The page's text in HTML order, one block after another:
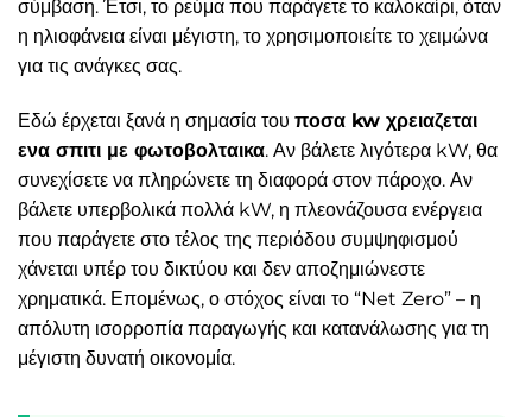
σύμβαση. Έτσι, το ρεύμα που παράγετε το καλοκαίρι, όταν
η ηλιοφάνεια είναι μέγιστη, το χρησιμοποιείτε το χειμώνα
για τις ανάγκες σας.
Εδώ έρχεται ξανά η σημασία του ποσα kw χρειαζεται
ενα σπιτι με φωτοβολταικα. Αν βάλετε λιγότερα kW, θα
συνεχίσετε να πληρώνετε τη διαφορά στον πάροχο. Αν
βάλετε υπερβολικά πολλά kW, η πλεονάζουσα ενέργεια
που παράγετε στο τέλος της περιόδου συμψηφισμού
χάνεται υπέρ του δικτύου και δεν αποζημιώνεστε
χρηματικά. Επομένως, ο στόχος είναι το “Net Zero” – η
απόλυτη ισορροπία παραγωγής και κατανάλωσης για τη
μέγιστη δυνατή οικονομία.